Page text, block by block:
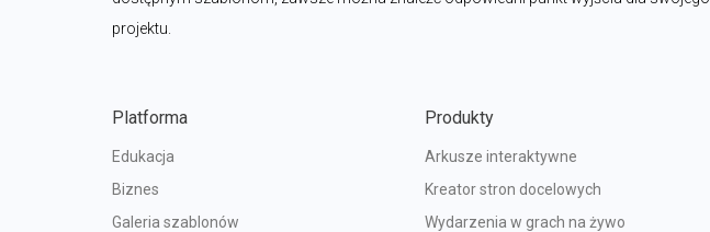
projektu.
Platforma
Edukacja
Biznes
Galeria szablonów
Produkty
Arkusze interaktywne
Kreator stron docelowych
Wydarzenia w grach na żywo